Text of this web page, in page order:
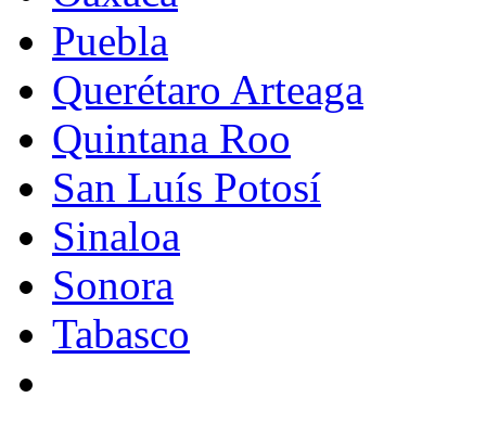
Puebla
Querétaro Arteaga
Quintana Roo
San Luís Potosí
Sinaloa
Sonora
Tabasco